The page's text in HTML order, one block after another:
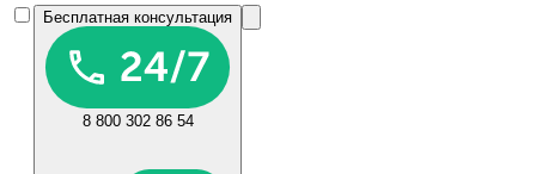
Бесплатная консультация
8 800 302 86 54